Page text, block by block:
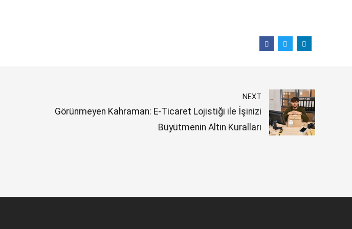
NEXT
Görünmeyen Kahraman: E-Ticaret Lojistiği ile İşinizi
Büyütmenin Altın Kuralları